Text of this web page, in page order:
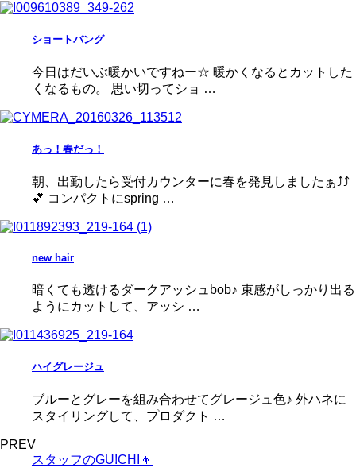
ショートバング
今日はだいぶ暖かいですねー☆ 暖かくなるとカットした
くなるもの。 思い切ってショ …
あっ！春だっ！
朝、出勤したら受付カウンターに春を発見しましたぁ⤴⤴
💕 コンパクトにspring …
new hair
暗くても透けるダークアッシュbob♪ 束感がしっかり出る
ようにカットして、アッシ …
ハイグレージュ
ブルーとグレーを組み合わせてグレージュ色♪ 外ハネに
スタイリングして、プロダクト …
PREV
スタッフのGU!CHI👦